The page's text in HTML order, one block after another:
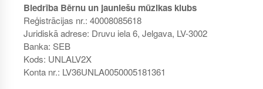
Biedrība Bērnu un jauniešu mūzikas klubs
Reģistrācijas nr.: 40008085618
Juridiskā adrese: Druvu iela 6, Jelgava, LV-3002
Banka: SEB
Kods: UNLALV2X
Konta nr.: LV36UNLA0050005181361